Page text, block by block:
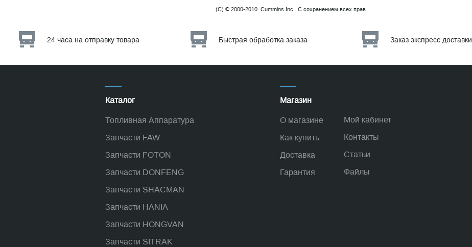
(C) © 2000-2010 Cummins Inc. С сохранением всех прав.
24 часа на отправку товара Быстрая обработка заказа Заказ экспресс доставки
Каталог
Топливная Аппаратура
Запчасти FAW
Запчасти FOTON
Запчасти DONFENG
Запчасти SHACMAN
Запчасти HANIA
Запчасти HONGVAN
Запчасти SITRAK
Магазин
О магазине
Как купить
Доставка
Гарантия
Мой кабинет
Контакты
Статьи
Файлы